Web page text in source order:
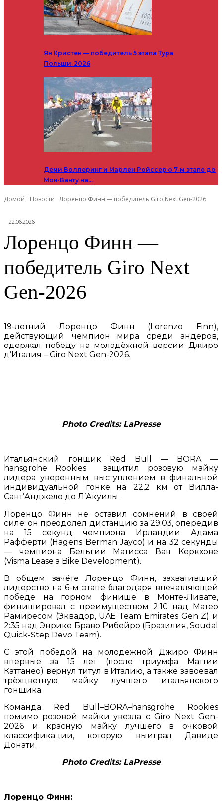
Ян Кристен — победитель 5 этапа Тура
Польши-2026
Деми Воллеринг и Марлен Ройссер о 7-м этапе до
Мон-Ванту на…
Домой Новости Лоренцо Финн — победитель Giro Next Gen-2026
22.06.2026
Лоренцо Финн —
победитель Giro Next
Gen-2026
19-летний Лоренцо Финн (Lorenzo Finn),
действующий чемпион мира среди андеров,
одержал победу на молодёжной версии Джиро
д’Италия – Giro Next Gen-2026.
Photo Credits: LaPresse
Итальянский гонщик Red Bull — BORA —
hansgrohe Rookies защитил розовую майку
лидера уверенным выступлением в финальной
индивидуальной гонке на 22,2 км от Вилла-
Сант’Анджело до Л’Акуилы.
Лоренцо Финн не оставил сомнений в своей
силе: он преодолел дистанцию за 29:03, опередив
на 15 секунд чемпиона Ирландии Адама
Рафферти (Hagens Berman Jayco) и на 32 секунды
— чемпиона Бельгии Матисса Ван Керкхове
(Visma Lease a Bike Development).
В общем зачёте Лоренцо Финн, захвативший
лидерство на 6-м этапе благодаря впечатляющей
победе на горном финише в Монте-Ливате,
финишировал с преимуществом 2:10 над Матео
Рамиресом (Эквадор, UAE Team Emirates Gen Z) и
2:35 над Энрике Браво Рибейро (Бразилия, Soudal
Quick-Step Devo Team).
С этой победой на молодёжной Джиро Финн
впервые за 15 лет (после триумфа Маттии
Каттанео) вернул титул в Италию, а также завоевал
трёхцветную майку лучшего итальянского
гонщика.
Команда Red Bull–BORA–hansgrohe Rookies
помимо розовой майки увезла с Giro Next Gen-
2026 и красную майку лучшего в очковой
классификации, которую выиграл Давиде
Донати.
Photo Credits: LaPresse
Лоренцо Финн: